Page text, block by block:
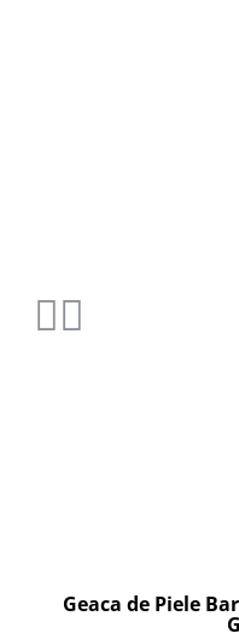
Geaca de Piele